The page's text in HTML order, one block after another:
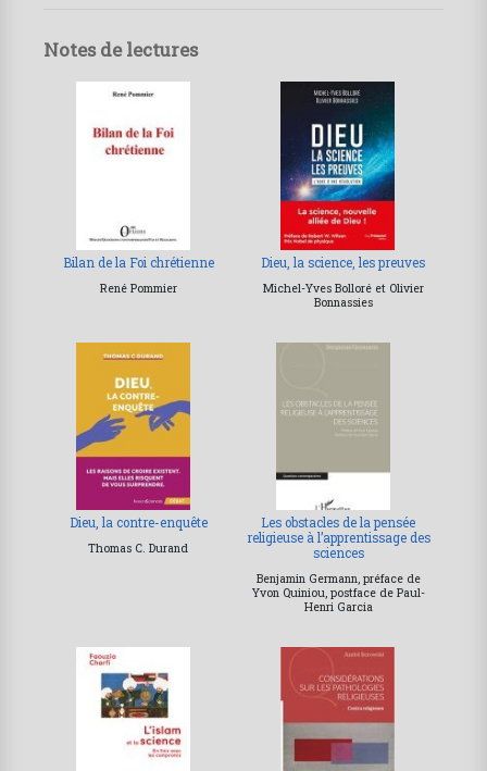
Notes de lectures
Bilan de la Foi chrétienne
René Pommier
Dieu, la science, les preuves
Michel-Yves Bolloré et Olivier
Bonnassies
Dieu, la contre-enquête
Thomas C. Durand
Les obstacles de la pensée
religieuse à l’apprentissage des
sciences
Benjamin Germann, préface de
Yvon Quiniou, postface de Paul-
Henri Garcia